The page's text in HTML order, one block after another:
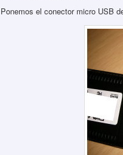
Ponemos el conector micro USB